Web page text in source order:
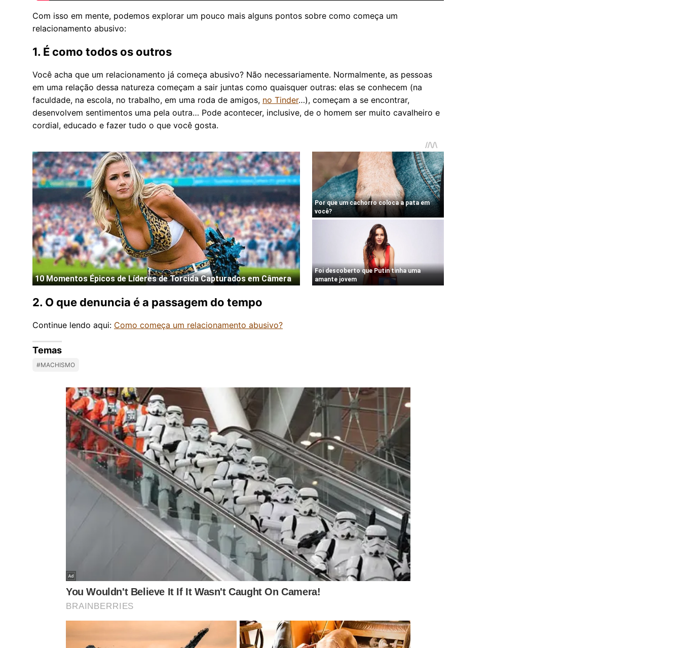
Com isso em mente, podemos explorar um pouco mais alguns pontos sobre como começa um
relacionamento abusivo:
1. É como todos os outros
Você acha que um relacionamento já começa abusivo? Não necessariamente. Normalmente, as pessoas
em uma relação dessa natureza começam a sair juntas como quaisquer outras: elas se conhecem (na
faculdade, na escola, no trabalho, em uma roda de amigos, no Tinder…), começam a se encontrar,
desenvolvem sentimentos uma pela outra… Pode acontecer, inclusive, de o homem ser muito cavalheiro e
cordial, educado e fazer tudo o que você gosta.
2. O que denuncia é a passagem do tempo
Continue lendo aqui: Como começa um relacionamento abusivo?
Temas
#MACHISMO